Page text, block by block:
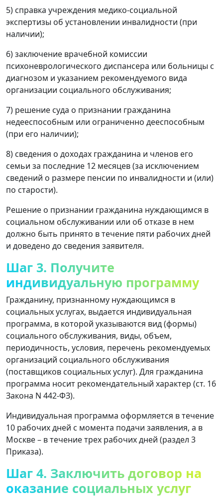
5) справка учреждения медико-социальной
экспертизы об установлении инвалидности (при
наличии);
6) заключение врачебной комиссии
психоневрологического диспансера или больницы с
диагнозом и указанием рекомендуемого вида
организации социального обслуживания;
7) решение суда о признании гражданина
недееспособным или ограниченно дееспособным
(при его наличии);
8) сведения о доходах гражданина и членов его
семьи за последние 12 месяцев (за исключением
сведений о размере пенсии по инвалидности и (или)
по старости).
Решение о признании гражданина нуждающимся в
социальном обслуживании или об отказе в нем
должно быть принято в течение пяти рабочих дней
и доведено до сведения заявителя.
Шаг 3. Получите
индивидуальную программу
Гражданину, признанному нуждающимся в
социальных услугах, выдается индивидуальная
программа, в которой указываются вид (формы)
социального обслуживания, виды, объем,
периодичность, условия, перечень рекомендуемых
организаций социального обслуживания
(поставщиков социальных услуг). Для гражданина
программа носит рекомендательный характер (ст. 16
Закона N 442-ФЗ).
Индивидуальная программа оформляется в течение
10 рабочих дней с момента подачи заявления, а в
Москве – в течение трех рабочих дней (раздел 3
Приказа).
Шаг 4. Заключить договор на
оказание социальных услуг